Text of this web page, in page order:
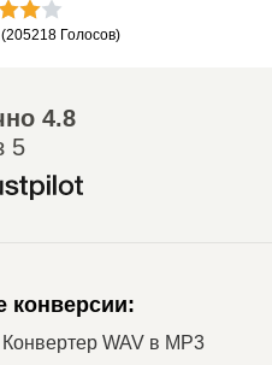
(205218 Голосов)
4.8
5
конверсии:
Конвертер WAV в MP3